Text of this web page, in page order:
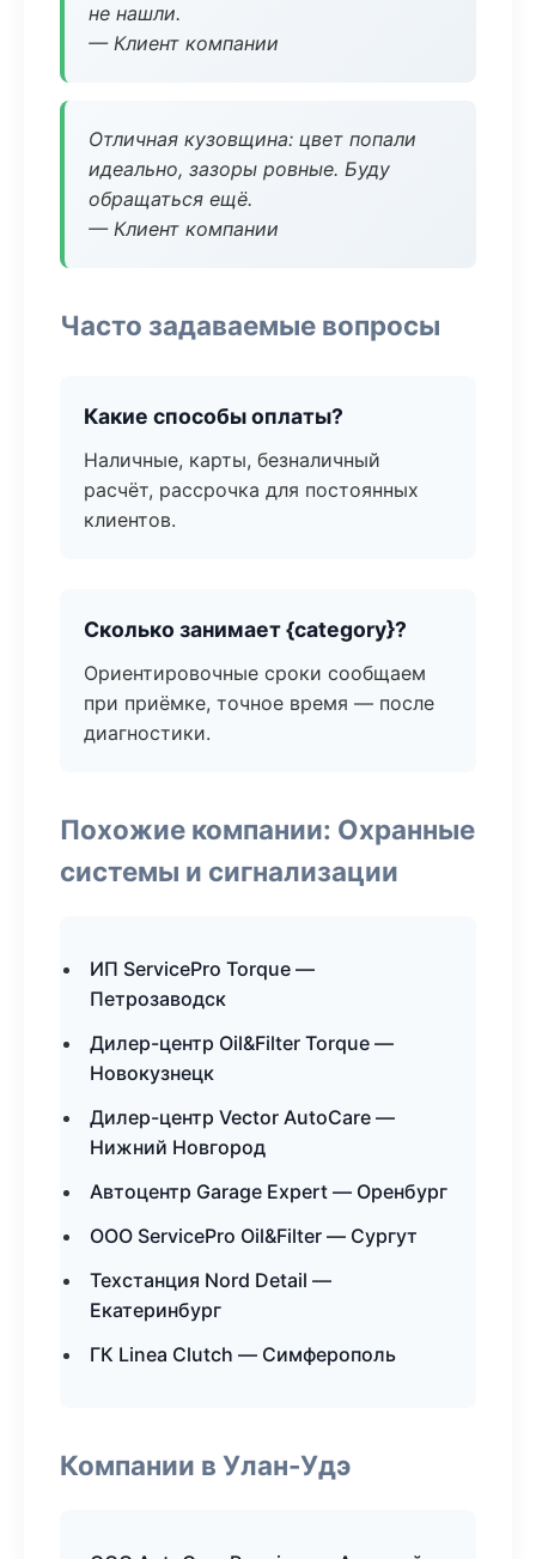
не нашли.
— Клиент компании
Отличная кузовщина: цвет попали
идеально, зазоры ровные. Буду
обращаться ещё.
— Клиент компании
Часто задаваемые вопросы
Какие способы оплаты?
Наличные, карты, безналичный
расчёт, рассрочка для постоянных
клиентов.
Сколько занимает {category}?
Ориентировочные сроки сообщаем
при приёмке, точное время — после
диагностики.
Похожие компании: Охранные
системы и сигнализации
ИП ServicePro Torque —
Петрозаводск
Дилер-центр Oil&Filter Torque —
Новокузнецк
Дилер-центр Vector AutoCare —
Нижний Новгород
Автоцентр Garage Expert — Оренбург
ООО ServicePro Oil&Filter — Сургут
Техстанция Nord Detail —
Екатеринбург
ГК Linea Clutch — Симферополь
Компании в Улан-Удэ